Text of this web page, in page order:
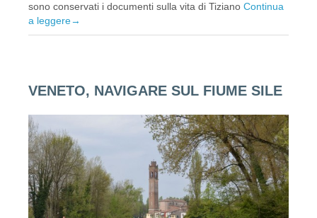
sono conservati i documenti sulla vita di Tiziano Continua
a leggere→
VENETO, NAVIGARE SUL FIUME SILE